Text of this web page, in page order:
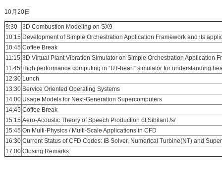
10月20日
9:30
3D Combustion Modeling on SX9
10:15 Development of Simple Orchestration Application Framework and its
10:45 Coffee Break
11:15 3D Virtual Plant Vibration Simulator on Simple Orchestration Application
11:45 High performance computing in “UT-heart” simulator for understanding
12:30 Lunch
13:30 Service Oriented Operating Systems
14:00 Usage Models for Next-Generation Supercomputers
14:45 Coffee Break
15:15 Aero-Acoustic Theory of Speech Production of Sibilant /s/
15:45 On Multi-Physics / Multi-Scale Applications in CFD
16:30 Current Status of CFD Codes: IB Solver, Numerical Turbine(NT) and
17:00 Closing Remarks